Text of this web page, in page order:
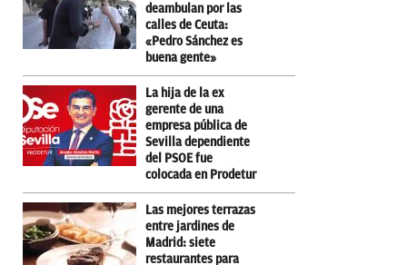
deambulan por las
calles de Ceuta:
«Pedro Sánchez es
buena gente»
La hija de la ex
gerente de una
empresa pública de
Sevilla dependiente
del PSOE fue
colocada en Prodetur
Las mejores terrazas
entre jardines de
Madrid: siete
restaurantes para